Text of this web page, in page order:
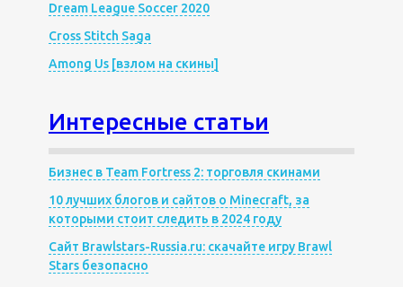
Dream League Soccer 2020
Cross Stitch Saga
Among Us [взлом на скины]
Интересные статьи
Бизнес в Team Fortress 2: торговля скинами
10 лучших блогов и сайтов о Minecraft, за
которыми стоит следить в 2024 году
Сайт Brawlstars-Russia.ru: скачайте игру Brawl
Stars безопасно